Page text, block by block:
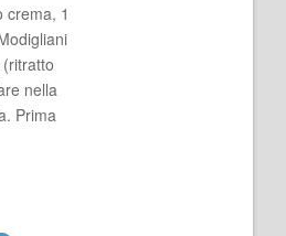
crema, 1
nella
Prima